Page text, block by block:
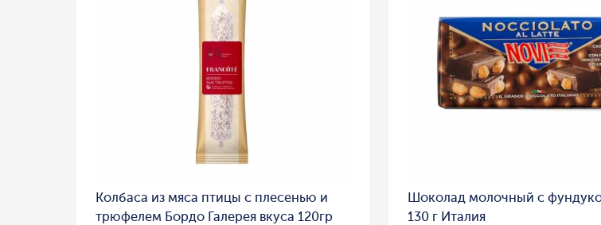
Колбаса из мяса птицы с плесенью и
трюфелем Бордо Галерея вкуса 120гр
Шоколад молочный с
130 г Италия